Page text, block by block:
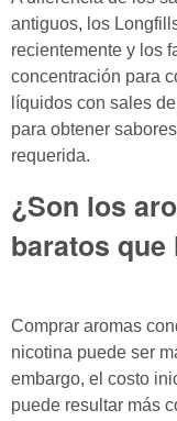
antiguos, los
recientemente y los
concentración para
líquidos con sales
para obtener
requerida.
¿Son los
baratos
Comprar aromas
nicotina puede ser
embargo, el costo
puede resultar más